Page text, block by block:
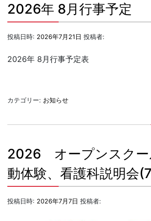
2026年 8月行事予定
投稿日時: 2026年7月21日 投稿者:
2026年 8月行事予定表
カテゴリー: お知らせ
2026 オープンスクー
動体験、看護科説明会
投稿日時: 2026年7月7日 投稿者: